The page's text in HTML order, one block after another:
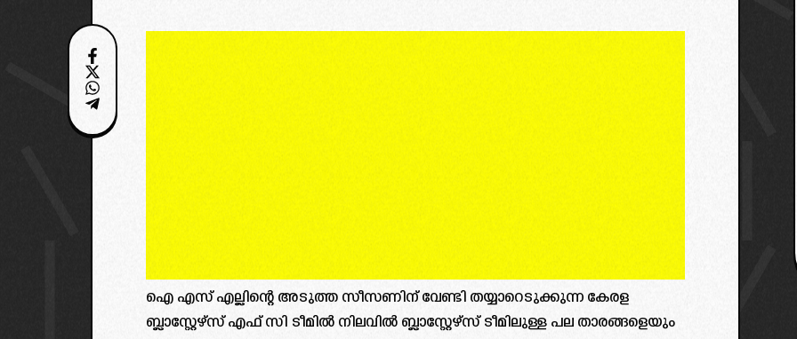
ഐ എസ് എല്ലിന്റെ അടുത്ത സീസണിന് വേണ്ടി തയ്യാറെടുക്കുന്ന കേരള
ബ്ലാസ്റ്റേഴ്സ് എഫ് സി ടീമിൽ നിലവിൽ ബ്ലാസ്റ്റേഴ്സ് ടീമിലുള്ള പല താരങ്ങളെയും